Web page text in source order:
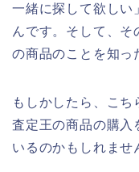
一緒に探して欲しい
んです。そして、そ
の商品のことを知っ
もしかしたら、こ
査定王の商品の購入
いるのかもしれませ